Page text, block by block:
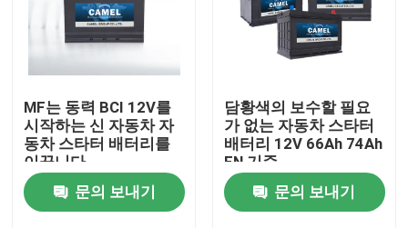
집
MF는 동력 BCI 12V를
시작하는 신 자동차 자
동차 스타터 배터리를
이끕니다
문의 보내기
담황색의 보수할 필요
가 없는 자동차 스타터
배터리 12V 66Ah 74Ah
EN 기준
문의 보내기